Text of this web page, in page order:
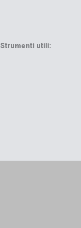
Strumenti utili: